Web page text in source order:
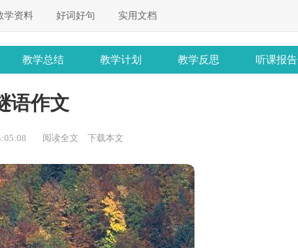
学资料 好词好句 实用文档
教学总结 教学计划 教学反思 听课报告
语作文
阅读全文 下载本文